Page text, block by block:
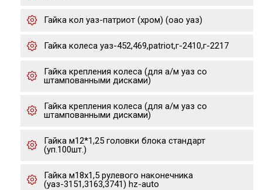
Гайка кол уаз-патриот (хром) (оао уаз)
Гайка колеса уаз-452,469,patriot,г-2410,г-2217
Гайка крепления колеса (для а/м уаз со
штампованными дисками)
Гайка крепления колеса (для а/м уаз со
штампованными дисками)
Гайка м12*1,25 головки блока стандарт
(уп.100шт.)
Гайка м18х1,5 рулевого наконечника
(уаз-3151,3163,3741) hz-auto